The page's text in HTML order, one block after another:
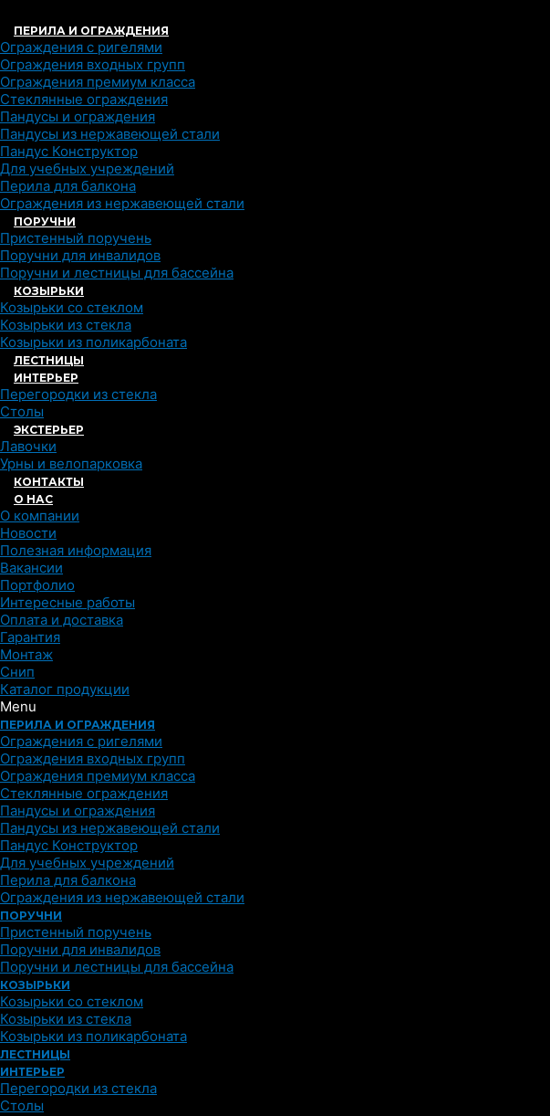
ПЕРИЛА И ОГРАЖДЕНИЯ
Ограждения с ригелями
Ограждения входных групп
Ограждения премиум класса
Стеклянные ограждения
Пандусы и ограждения
Пандусы из нержавеющей стали
Пандус Конструктор
Для учебных учреждений
Перила для балкона
Ограждения из нержавеющей стали
ПОРУЧНИ
Пристенный поручень
Поручни для инвалидов
Поручни и лестницы для бассейна
КОЗЫРЬКИ
Козырьки со стеклом
Козырьки из стекла
Козырьки из поликарбоната
ЛЕСТНИЦЫ
ИНТЕРЬЕР
Перегородки из стекла
Столы
ЭКСТЕРЬЕР
Лавочки
Урны и велопарковка
КОНТАКТЫ
О НАС
О компании
Новости
Полезная информация
Вакансии
Портфолио
Интересные работы
Оплата и доставка
Гарантия
Монтаж
Снип
Каталог продукции
Menu
ПЕРИЛА И ОГРАЖДЕНИЯ
Ограждения с ригелями
Ограждения входных групп
Ограждения премиум класса
Стеклянные ограждения
Пандусы и ограждения
Пандусы из нержавеющей стали
Пандус Конструктор
Для учебных учреждений
Перила для балкона
Ограждения из нержавеющей стали
ПОРУЧНИ
Пристенный поручень
Поручни для инвалидов
Поручни и лестницы для бассейна
КОЗЫРЬКИ
Козырьки со стеклом
Козырьки из стекла
Козырьки из поликарбоната
ЛЕСТНИЦЫ
ИНТЕРЬЕР
Перегородки из стекла
Столы